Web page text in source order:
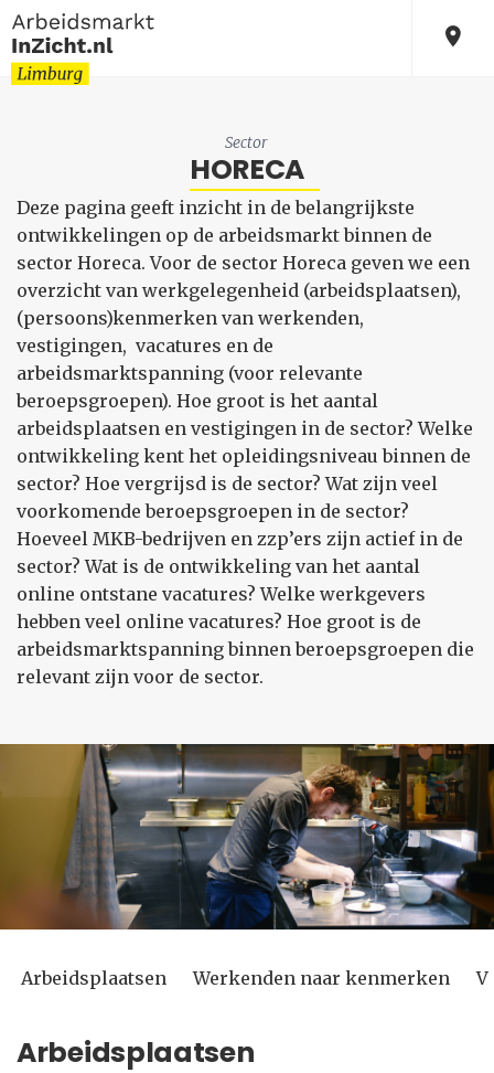
Sector
HORECA
Deze pagina geeft inzicht in de belangrijkste
ontwikkelingen op de arbeidsmarkt binnen de
sector Horeca. Voor de sector Horeca geven we een
overzicht van werkgelegenheid (arbeidsplaatsen),
(persoons)kenmerken van werkenden,
vestigingen, vacatures en de
arbeidsmarktspanning (voor relevante
beroepsgroepen). Hoe groot is het aantal
arbeidsplaatsen en vestigingen in de sector? Welke
ontwikkeling kent het opleidingsniveau binnen de
sector? Hoe vergrijsd is de sector? Wat zijn veel
voorkomende beroepsgroepen in de sector?
Hoeveel MKB-bedrijven en zzp’ers zijn actief in de
sector? Wat is de ontwikkeling van het aantal
online ontstane vacatures? Welke werkgevers
hebben veel online vacatures? Hoe groot is de
arbeidsmarktspanning binnen beroepsgroepen die
relevant zijn voor de sector.
Arbeidsplaatsen Werkenden naar kenmerken
Arbeidsplaatsen